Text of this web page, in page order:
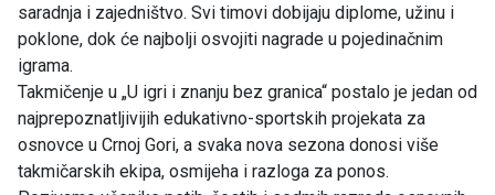
saradnja i zajedništvo. Svi timovi dobijaju diplome, užinu i
poklone, dok će najbolji osvojiti nagrade u pojedinačnim
igrama.
Takmičenje u „U igri i znanju bez granica“ postalo je jedan od
najprepoznatljivijih edukativno-sportskih projekata za
osnovce u Crnoj Gori, a svaka nova sezona donosi više
takmičarskih ekipa, osmijeha i razloga za ponos.